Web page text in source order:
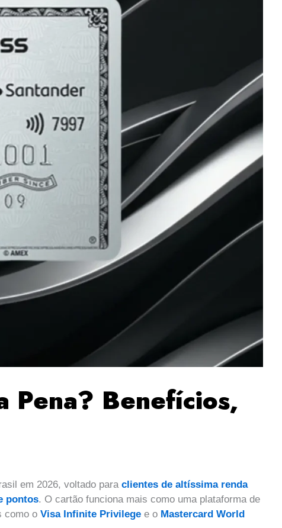
Pena? Benefícios,
em 2026, voltado para clientes de altíssima renda
pontos. O cartão funciona mais como uma plataforma de
como o Visa Infinite Privilege e o Mastercard World